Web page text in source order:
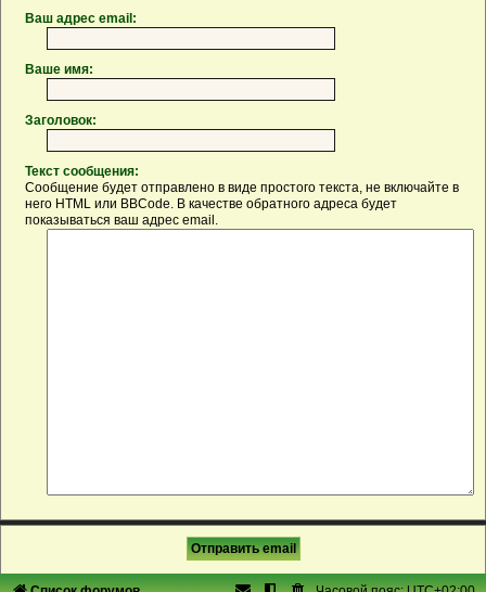
Ваш адрес email:
Ваше имя:
Заголовок:
Текст сообщения:
Сообщение будет отправлено в виде простого текста, не включайте в
него HTML или BBCode. В качестве обратного адреса будет
показываться ваш адрес email.